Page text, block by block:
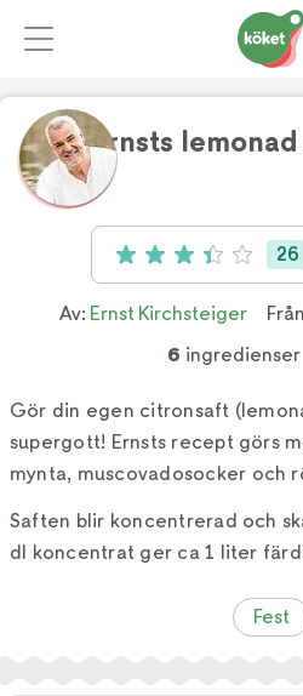
Ernsts
Betyg: 3.42 av 5 (26
26
Av: Ernst Kirchsteiger
6 ingredienser
Gör din egen citronsaft
supergott! Ernsts recept görs
mynta, muscovadosocker och
Saften blir koncentrerad och
dl koncentrat ger ca 1 liter
Fest